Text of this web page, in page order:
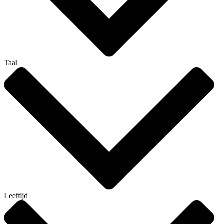
Taal
Leeftijd